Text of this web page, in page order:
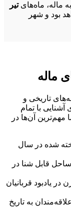
ماله، ماه‌هایتیر
بود و شهر
ماله
تاریخی و
با تمام
مهم‌ترین آن‌ها در
شده در سال
ساحل قابل شنا در
یادبود قربانیان
به تاریخ